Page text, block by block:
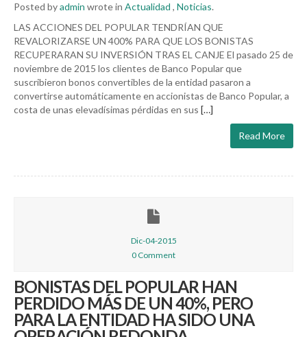
Posted byadmin wrote in Actualidad , Noticias.
LAS ACCIONES DEL POPULAR TENDRÍAN QUE
REVALORIZARSE UN 400% PARA QUE LOS BONISTAS
RECUPERARAN SU INVERSIÓN TRAS EL CANJE El pasado 25 de
noviembre de 2015 los clientes de Banco Popular que
suscribieron bonos convertibles de la entidad pasaron a
convertirse automáticamente en accionistas de Banco Popular, a
costa de unas elevadísimas pérdidas en sus […]
Read More
Dic-04-2015
0 Comment
BONISTAS DEL POPULAR HAN
PERDIDO MÁS DE UN 40%, PERO
PARA LA ENTIDAD HA SIDO UNA